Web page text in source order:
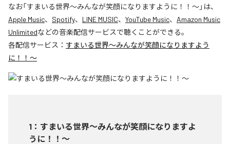
なお「すまいる世界〜みんなが笑顔になりますように！！〜」は、
Apple Music、 Spotify、 LINE MUSIC、 YouTube Music、 Amazon Music
Unlimitedなどの音楽配信サービスで聴くことができる。
各配信サービス： すまいる世界〜みんなが笑顔になりますよう
に！！〜
1 ： すまいる世界〜みんなが笑顔になりますよ
うに！！〜